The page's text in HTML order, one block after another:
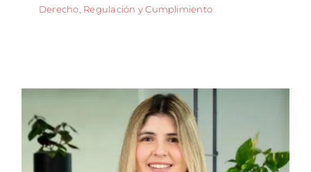
Derecho, Regulación y Cumplimiento